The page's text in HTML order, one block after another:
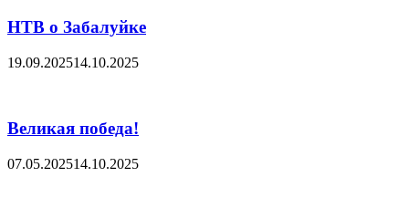
НТВ о Забалуйке
19.09.202514.10.2025
Великая победа!
07.05.202514.10.2025